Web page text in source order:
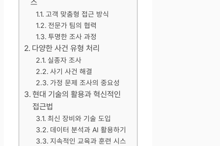
스
고객 맞춤형 접근 방식
전문가 팀의 협력
투명한 조사 과정
다양한 사건 유형 처리
실종자 조사
사기 사건 해결
가정 문제 조사의 중요성
현대 기술의 활용과 혁신적인
접근법
최신 장비와 기술 도입
데이터 분석과 AI 활용하기
지속적인 교육과 훈련 시스